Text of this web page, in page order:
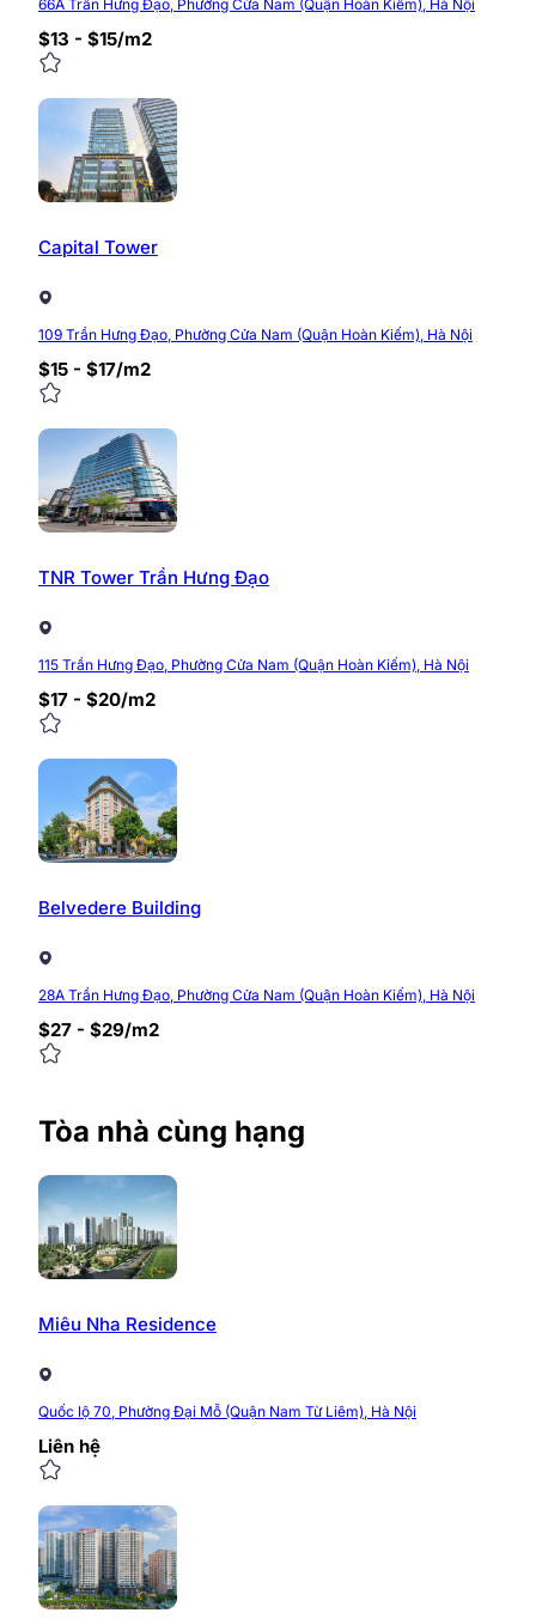
Fanpage:
Hotline:0968.382.682
Địa chỉ:Tòa nhà CIC Tower, Trung Kính, Cầu
66A Trần Hưng Đạo, Phường Cửa Nam (Quận Hoàn Kiếm), Hà Nội
$13 - $15/m2
Capital Tower
109 Trần Hưng Đạo, Phường Cửa Nam (Quận Hoàn Kiếm), Hà Nội
$15 - $17/m2
TNR Tower Trần Hưng Đạo
115 Trần Hưng Đạo, Phường Cửa Nam (Quận Hoàn Kiếm), Hà Nội
$17 - $20/m2
Belvedere Building
28A Trần Hưng Đạo, Phường Cửa Nam (Quận Hoàn Kiếm), Hà Nội
$27 - $29/m2
Tòa nhà cùng hạng
Miêu Nha Residence
Quốc lộ 70, Phường Đại Mỗ (Quận Nam Từ Liêm), Hà Nội
Liên hệ